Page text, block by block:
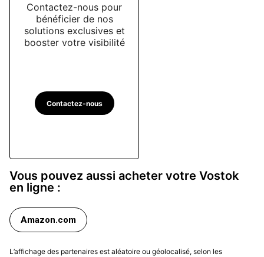
Contactez-nous pour
bénéficier de nos
solutions exclusives et
booster votre visibilité
Contactez-nous
Vous pouvez aussi acheter votre Vostok
en ligne :
Amazon.com
L’affichage des partenaires est aléatoire ou géolocalisé, selon les